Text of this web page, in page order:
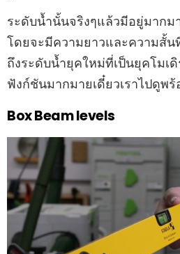
ระดับน้ำนั้นจริงๆแล้วมีอยู่มากม
โดยจะมีความยาวและความสั้น
ถึงระดับน้ำยุคใหม่ที่เป็นยุคโมเ
ฟังก์ชันมากมายเดี๋ยวเราไปดูพ
Box Beam levels